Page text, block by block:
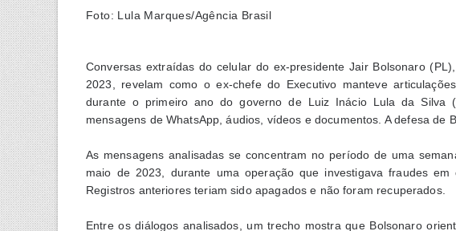
Foto: Lula Marques/Agência Brasil
Conversas extraídas do celular do ex-presidente Jair Bolsonaro
2023, revelam como o ex-chefe do Executivo manteve
durante o primeiro ano do governo de Luiz Inácio Lula da Silva
mensagens de WhatsApp, áudios, vídeos e documentos. A defesa de
As mensagens analisadas se concentram no período de uma
maio de 2023, durante uma operação que investigava fraudes em
Registros anteriores teriam sido apagados e não foram recuperados.
Entre os diálogos analisados, um trecho mostra que Bolsonaro